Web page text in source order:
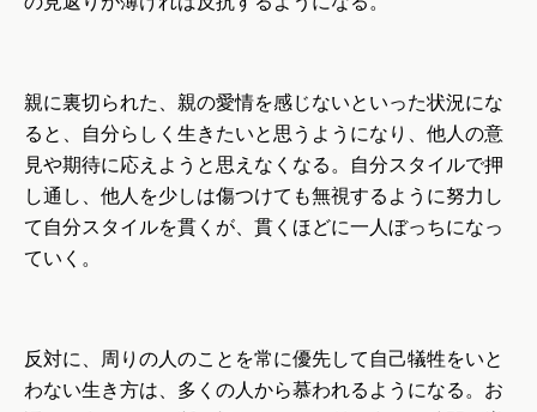
親に裏切られた、親の愛情を感じないといった状況にな
ると、自分らしく生きたいと思うようになり、他人の意
見や期待に応えようと思えなくなる。自分スタイルで押
し通し、他人を少しは傷つけても無視するように努力し
て自分スタイルを貫くが、貫くほどに一人ぼっちになっ
ていく。
反対に、周りの人のことを常に優先して自己犠牲をいと
わない生き方は、多くの人から慕われるようになる。お